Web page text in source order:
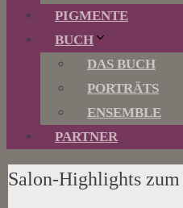
PIGMENTE
BUCH
DAS BUCH
PORTRÄTS
ENSEMBLE
PARTNER
Salon-Highlights zum